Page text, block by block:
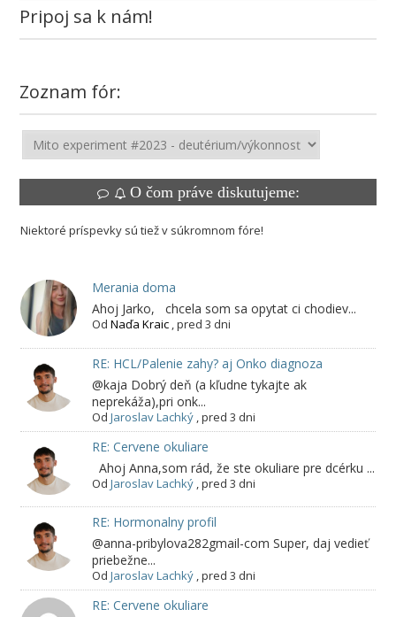
Pripoj sa k nám!
Zoznam fór:
O čom práve diskutujeme:
Niektoré príspevky sú tiež v súkromnom fóre!
Merania doma
Ahoj Jarko, chcela som sa opytat ci chodiev...
Od Naďa Kraic,pred 3 dni
RE: HCL/Palenie zahy? aj Onko diagnoza
@kaja Dobrý deň (a kľudne tykajte ak
neprekáža),pri onk...
Od Jaroslav Lachký,pred 3 dni
RE: Cervene okuliare
Ahoj Anna,som rád, že ste okuliare pre dcérku ...
Od Jaroslav Lachký,pred 3 dni
RE: Hormonalny profil
@anna-pribylova282gmail-com Super, daj vedieť
priebežne...
Od Jaroslav Lachký,pred 3 dni
RE: Cervene okuliare